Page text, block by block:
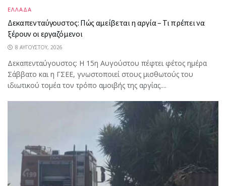
ΕΛΛΑΔΑ
Δεκαπενταύγουστος: Πώς αμείβεται η αργία – Τι πρέπει να
ξέρουν οι εργαζόμενοι
8 ΑΥΓΟΎΣΤΟΥ, 2026
Δεκαπενταύγουστος: Η 15η Αυγούστου πέφτει φέτος ημέρα
Σάββατο και η ΓΣΕΕ, γνωστοποιεί στους μισθωτούς του
ιδιωτικού τομέα τον τρόπο αμοιβής της αργίας....